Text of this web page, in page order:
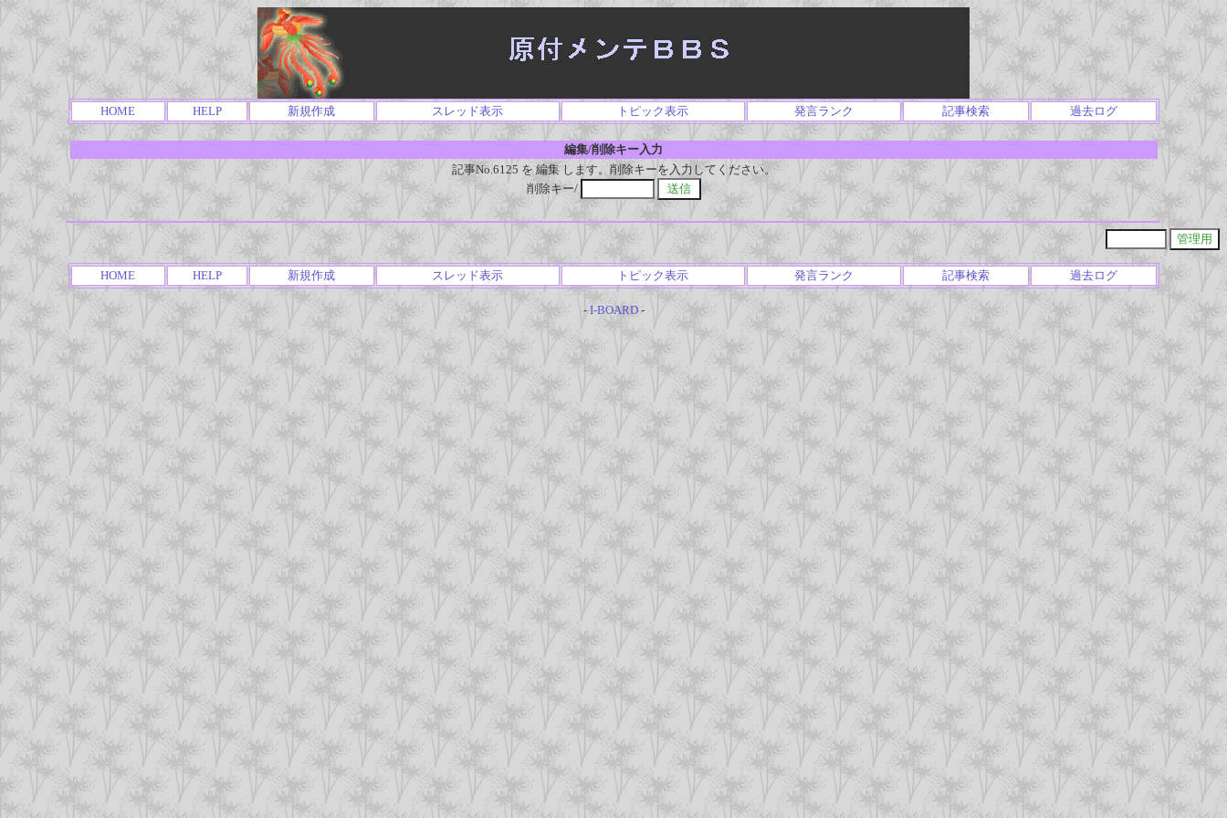
HOME HELP 新規作成 スレッド表示 トピック表示 発言ランク 記事検索 過去ログ
編集/削除キー入力
記事No.6125 を 編集 します。削除キーを入力してください。
削除キー/
HOME HELP 新規作成 スレッド表示 トピック表示 発言ランク 記事検索 過去ログ
- I-BOARD-